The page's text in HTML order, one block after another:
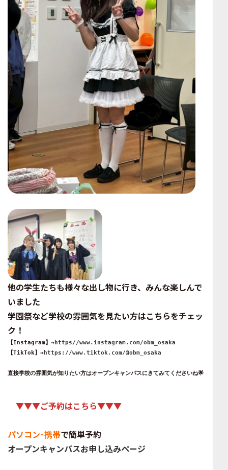
他の学生たちも様々な出し物に行き、みんな楽しんで
いました
学園祭など学校の雰囲気を見たい方はこちらをチェッ
ク！
【Instagram】→https//www.instagram.com/obm_osaka
【TikTok】→https://www.tiktok.com/@obm_osaka
直接学校の雰囲気が知りたい方はオープンキャンパスにきてみてくださいね🌟
▼▼▼ご予約はこちら▼▼▼
パソコン･携帯で簡単予約
オープンキャンパスお申し込みページ